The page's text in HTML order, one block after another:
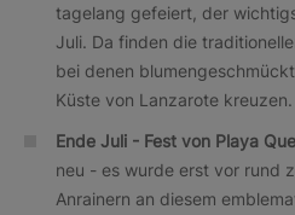
tagelang gefeiert, der
Juli. Da finden die
bei denen
Küste von Lanzarote kreuzen.
Ende Juli - Fest von Playa
neu - es wurde erst vor rund
Anrainern an diesem